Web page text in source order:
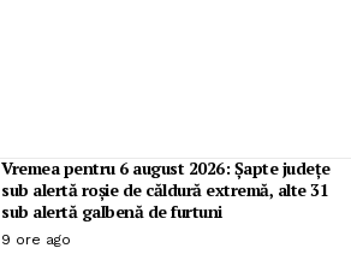
Vremea pentru 6 august 2026: Șapte județe
sub alertă roșie de căldură extremă, alte 31
sub alertă galbenă de furtuni
9 ore ago